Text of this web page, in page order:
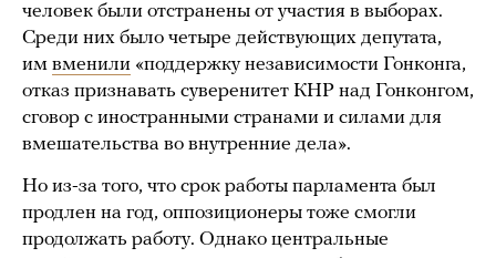
человек были отстранены от участия в выборах.
Среди них было четыре действующих депутата,
им вменили «поддержку независимости Гонконга,
отказ признавать суверенитет КНР над Гонконгом,
сговор с иностранными странами и силами для
вмешательства во внутренние дела».
Но из-за того, что срок работы парламента был
продлен на год, оппозиционеры тоже смогли
продолжать работу. Однако центральные